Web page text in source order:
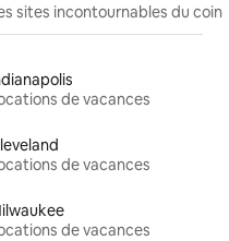
sites incontournables du coin
de vacances
de vacances
de vacances